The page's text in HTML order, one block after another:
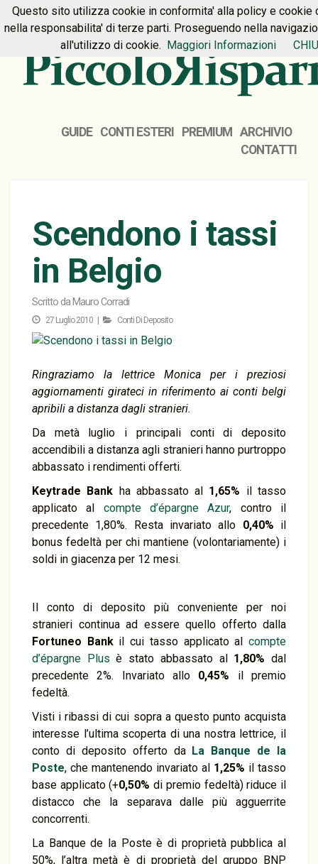
HOME PREMIUM CONTATTI
GUIDE CONTI ESTERI PREMIUM
ARCHIVIO
CONTATTI
Scendono i tassi
in Belgio
Scritto da Mauro Corradi
27 Luglio 2010 | Conti Di Deposito
Ringraziamo la lettrice Monica per i preziosi
aggiornamenti girateci in riferimento ai conti belgi
apribili a distanza dagli stranieri.
Da metà luglio i principali conti di deposito
accendibili a distanza agli stranieri hanno purtroppo
abbassato i rendimenti offerti.
Keytrade Bank ha abbassato al 1,65% il tasso
applicato al compte d’épargne Azur, contro il
precedente 1,80%. Resta invariato allo 0,40% il
bonus fedeltà per chi mantiene (volontariamente) i
soldi in giacenza per 12 mesi.
Il conto di deposito più conveniente per noi
stranieri continua ad essere quello offerto dalla
Fortuneo Bankil cui tasso applicato alcompte
d’épargne Plus è stato abbassato al 1,80% dal
precedente 2%. Invariato allo 0,45% il premio
fedeltà.
Visti i ribassi di cui sopra a questo punto acquista
interesse l’ultima scoperta di una nostra lettrice, il
conto di deposito offerto da La Banque de la
Poste, che mantenendo invariato al 1,25% il tasso
base applicato (+0,50% di premio fedeltà) riduce il
distacco che la separava dalle più agguerrite
concorrenti.
La Banque de la Poste è di proprietà pubblica al
50%, l’altra metà è di proprietà del gruppo BNP
Questo sito utilizza cookie in conformita' alla policy e cookie
nella responsabilita' di terze parti. Proseguendo nella
all'utilizzo di cookie. Maggiori Informazioni